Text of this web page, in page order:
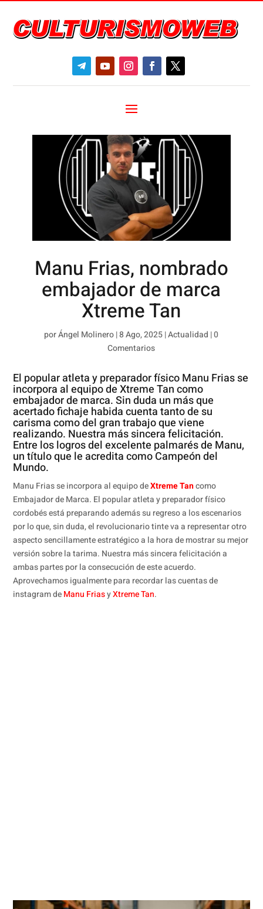
Manu Frias, nombrado
embajador de marca
Xtreme Tan
porÁngel Molinero|8 Ago, 2025|Actualidad |0
Comentarios
El popular atleta y preparador físico Manu Frias se
incorpora al equipo de Xtreme Tan como
embajador de marca. Sin duda un más que
acertado fichaje habida cuenta tanto de su
carisma como del gran trabajo que viene
realizando. Nuestra más sincera felicitación.
Entre los logros del excelente palmarés de Manu,
un título que le acredita como Campeón del
Mundo.
Manu Frias se incorpora al equipo deXtreme Tancomo
Embajador de Marca. El popular atleta y preparador físico
cordobés está preparando además su regreso a los escenarios
por lo que, sin duda, el revolucionario tinte va a representar otro
aspecto sencillamente estratégico a la hora de mostrar su mejor
versión sobre la tarima. Nuestra más sincera felicitación a
ambas partes por la consecución de este acuerdo.
Aprovechamos igualmente para recordar las cuentas de
instagram deManu FriasyXtreme Tan.